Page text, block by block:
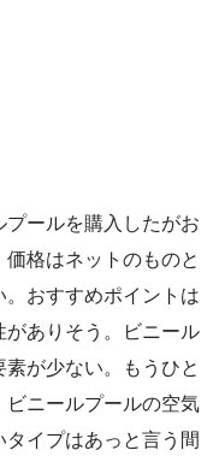
ールを購入したがお
格はネットのものと
おすすめポイントは
ありそう。ビニール
が少ない。もうひと
ニールプールの空気
イプはあっと言う間